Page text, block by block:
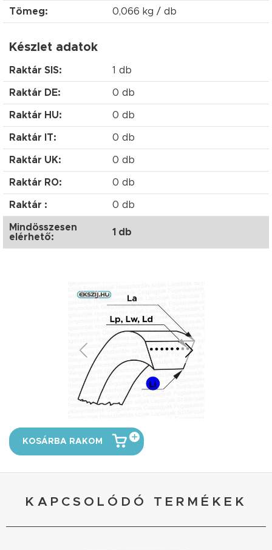
Tömeg: 0,066 kg / db
Készlet adatok
Raktár SIS: 1 db
Raktár DE: 0 db
Raktár HU: 0 db
Raktár IT: 0 db
Raktár UK: 0 db
Raktár RO: 0 db
Raktár : 0 db
Mindösszesen
elérhető:
1 db
KOSÁRBA RAKOM
KAPCSOLÓDÓ TERMÉKEK